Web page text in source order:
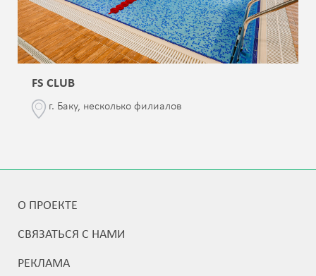
FS CLUB
г. Баку, несколько филиалов
О ПРОЕКТЕ
СВЯЗАТЬСЯ С НАМИ
РЕКЛАМА